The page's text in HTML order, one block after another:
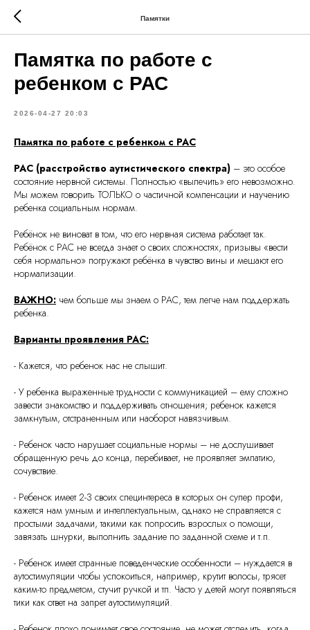
Памятки
Памятка по работе с
ребенком с РАС
2026-04-27 20:03
Памятка по работе с ребенком с РАС
РАС (расстройство аутистического спектра) – это особое
состояние нервной системы. Полностью «вылечить» его невозможно.
Мы можем говорить ТОЛЬКО о частичной компенсации и научению
ребенка социальным нормам.
Ребёнок не виноват в том, что его нервная система работает так.
Ребёнок с РАС не всегда знает о своих сложностях, призывы «вести
себя нормально» погружают ребёнка в чувство вины и мешают его
нормализации.
ВАЖНО: чем больше мы знаем о РАС, тем легче нам поддержать
ребенка.
Варианты проявления РАС:
- Кажется, что ребенок нас не слышит.
- У ребенка выраженные трудности с коммуникацией – ему сложно
завести знакомство и поддерживать отношения; ребенок кажется
замкнутым, отстраненным или наоборот навязчивым.
- Ребенок часто нарушает социальные нормы – не дослушивает
обращенную речь до конца, перебивает, не проявляет эмпатию,
сочувствие.
- Ребенок имеет 2-3 своих специнтереса в которых он супер профи,
кажется нам умным и интеллектуальным, однако не справляется с
простыми задачами, такими как попросить взрослых о помощи,
завязать шнурки, выполнить задание по заданной схеме и т.п.
- Ребенок имеет странные поведенческие особенности – нуждается в
аутостимуляции чтобы успокоиться, например, крутит волосы, трясет
каким-то предметом, стучит ручкой и тп. Часто у детей могут появляться
тики как ответ на запрет аутостимуляций.